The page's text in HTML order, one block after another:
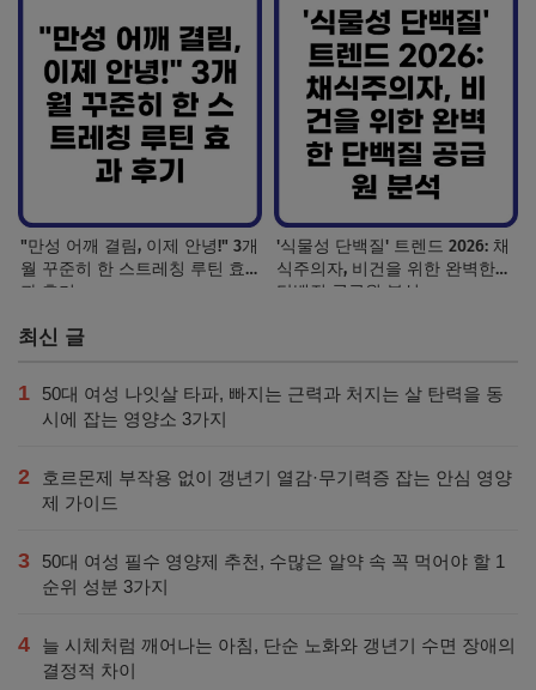
"만성 어깨 결림, 이제 안녕!" 3개
월 꾸준히 한 스트레칭 루틴 효
과 후기
'식물성 단백질' 트렌드 2026: 채
식주의자, 비건을 위한 완벽한
단백질 공급원 분석
최신 글
1
50대 여성 나잇살 타파, 빠지는 근력과 처지는 살 탄력을 동
시에 잡는 영양소 3가지
2
호르몬제 부작용 없이 갱년기 열감·무기력증 잡는 안심 영양
제 가이드
3
50대 여성 필수 영양제 추천, 수많은 알약 속 꼭 먹어야 할 1
순위 성분 3가지
4
늘 시체처럼 깨어나는 아침, 단순 노화와 갱년기 수면 장애의
결정적 차이